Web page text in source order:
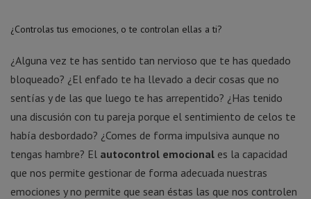
¿Controlas tus emociones, o te controlan ellas a ti?
¿Alguna vez te has sentido tan nervioso que te has quedado
bloqueado? ¿El enfado te ha llevado a decir cosas que no
sentías y de las que luego te has arrepentido? ¿Has tenido
una discusión con tu pareja porque el sentimiento de celos te
había desbordado? ¿Comes de forma impulsiva aunque no
tengas hambre? El autocontrol emocional es la capacidad
que nos permite gestionar de forma adecuada nuestras
emociones y no permite que sean éstas las que nos controlen